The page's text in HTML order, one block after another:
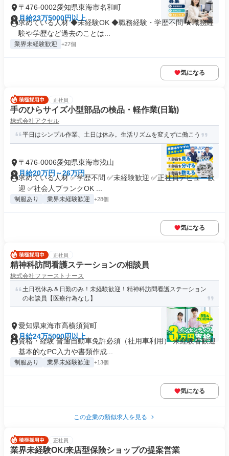
〒476-0002愛知県東海市名和町
月給23万5000円以上
求めている人材 ◆未経験OK ◆職務経験・学歴不問 ★職務経
験や学歴など過去のことは...
業界未経験歓迎 +27個
気になる
正社員
手のひらサイズ小型部品の検品・軽作業(日勤)
株式会社アクセル
平日はシンプル作業、土日は休み。生活リズムを変えずに働こう
〒476-0006愛知県東海市浅山
月給20万円～26万円
求めている人材 ✅学歴不問 ✅未経験歓迎 ✅正社員デビュー歓
迎 ✅社会人ブランクOK ...
制服あり 業界未経験歓迎 +28個
気になる
正社員
精神科訪問看護ステーションの相談員
株式会社ファーストナース
土日祝休み＆日勤のみ！未経験歓迎！精神科訪問看護ステーション
の相談員【医療行為なし】
愛知県東海市高横須賀町
月給24万5000円以上
資格・経験 普通自動車免許必須（社用車利用） 未経験者歓迎
基本的なPC入力や書類作成...
制服あり 業界未経験歓迎 +13個
気になる
この企業の類似求人を見る
正社員
業界未経験OK/来店型保険ショップの提案営業